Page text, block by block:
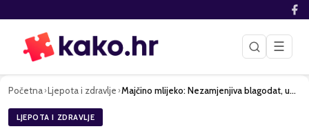
☰
Početna›Ljepota i zdravlje › Majčino mlijeko: Nezamjenjiva blagodat, uz puno podrške za s…
LJEPOTA I ZDRAVLJE